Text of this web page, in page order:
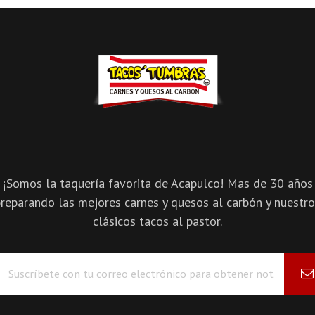
¡Somos la taquería favorita de Acapulco! Mas de 30 años
las mejores carnes y quesos al carbón y
clásicos tacos al pastor.